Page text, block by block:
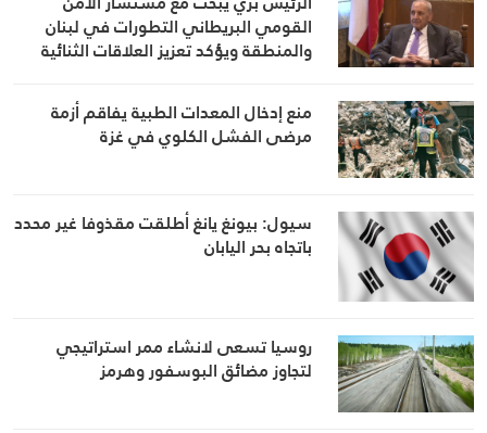
القومي البريطاني التطورات في لبنان
والمنطقة ويؤكد تعزيز العلاقات الثنائية
منع إدخال المعدات الطبية يفاقم أزمة
مرضى الفشل الكلوي في غزة
سيول: بيونغ يانغ أطلقت مقذوفا غير محدد
باتجاه بحر اليابان
روسيا تسعى لانشاء ممر استراتيجي
لتجاوز مضائق البوسفور وهرمز